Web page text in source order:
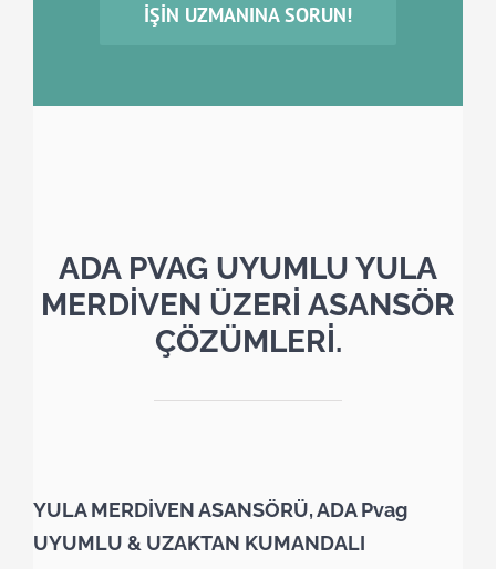
İŞIN UZMANINA SORUN!
ADA PVAG UYUMLU YULA
MERDİVEN ÜZERİ ASANSÖR
ÇÖZÜMLERİ.
YULA MERDİVEN ASANSÖRÜ, ADA Pvag
UYUMLU & UZAKTAN KUMANDALI